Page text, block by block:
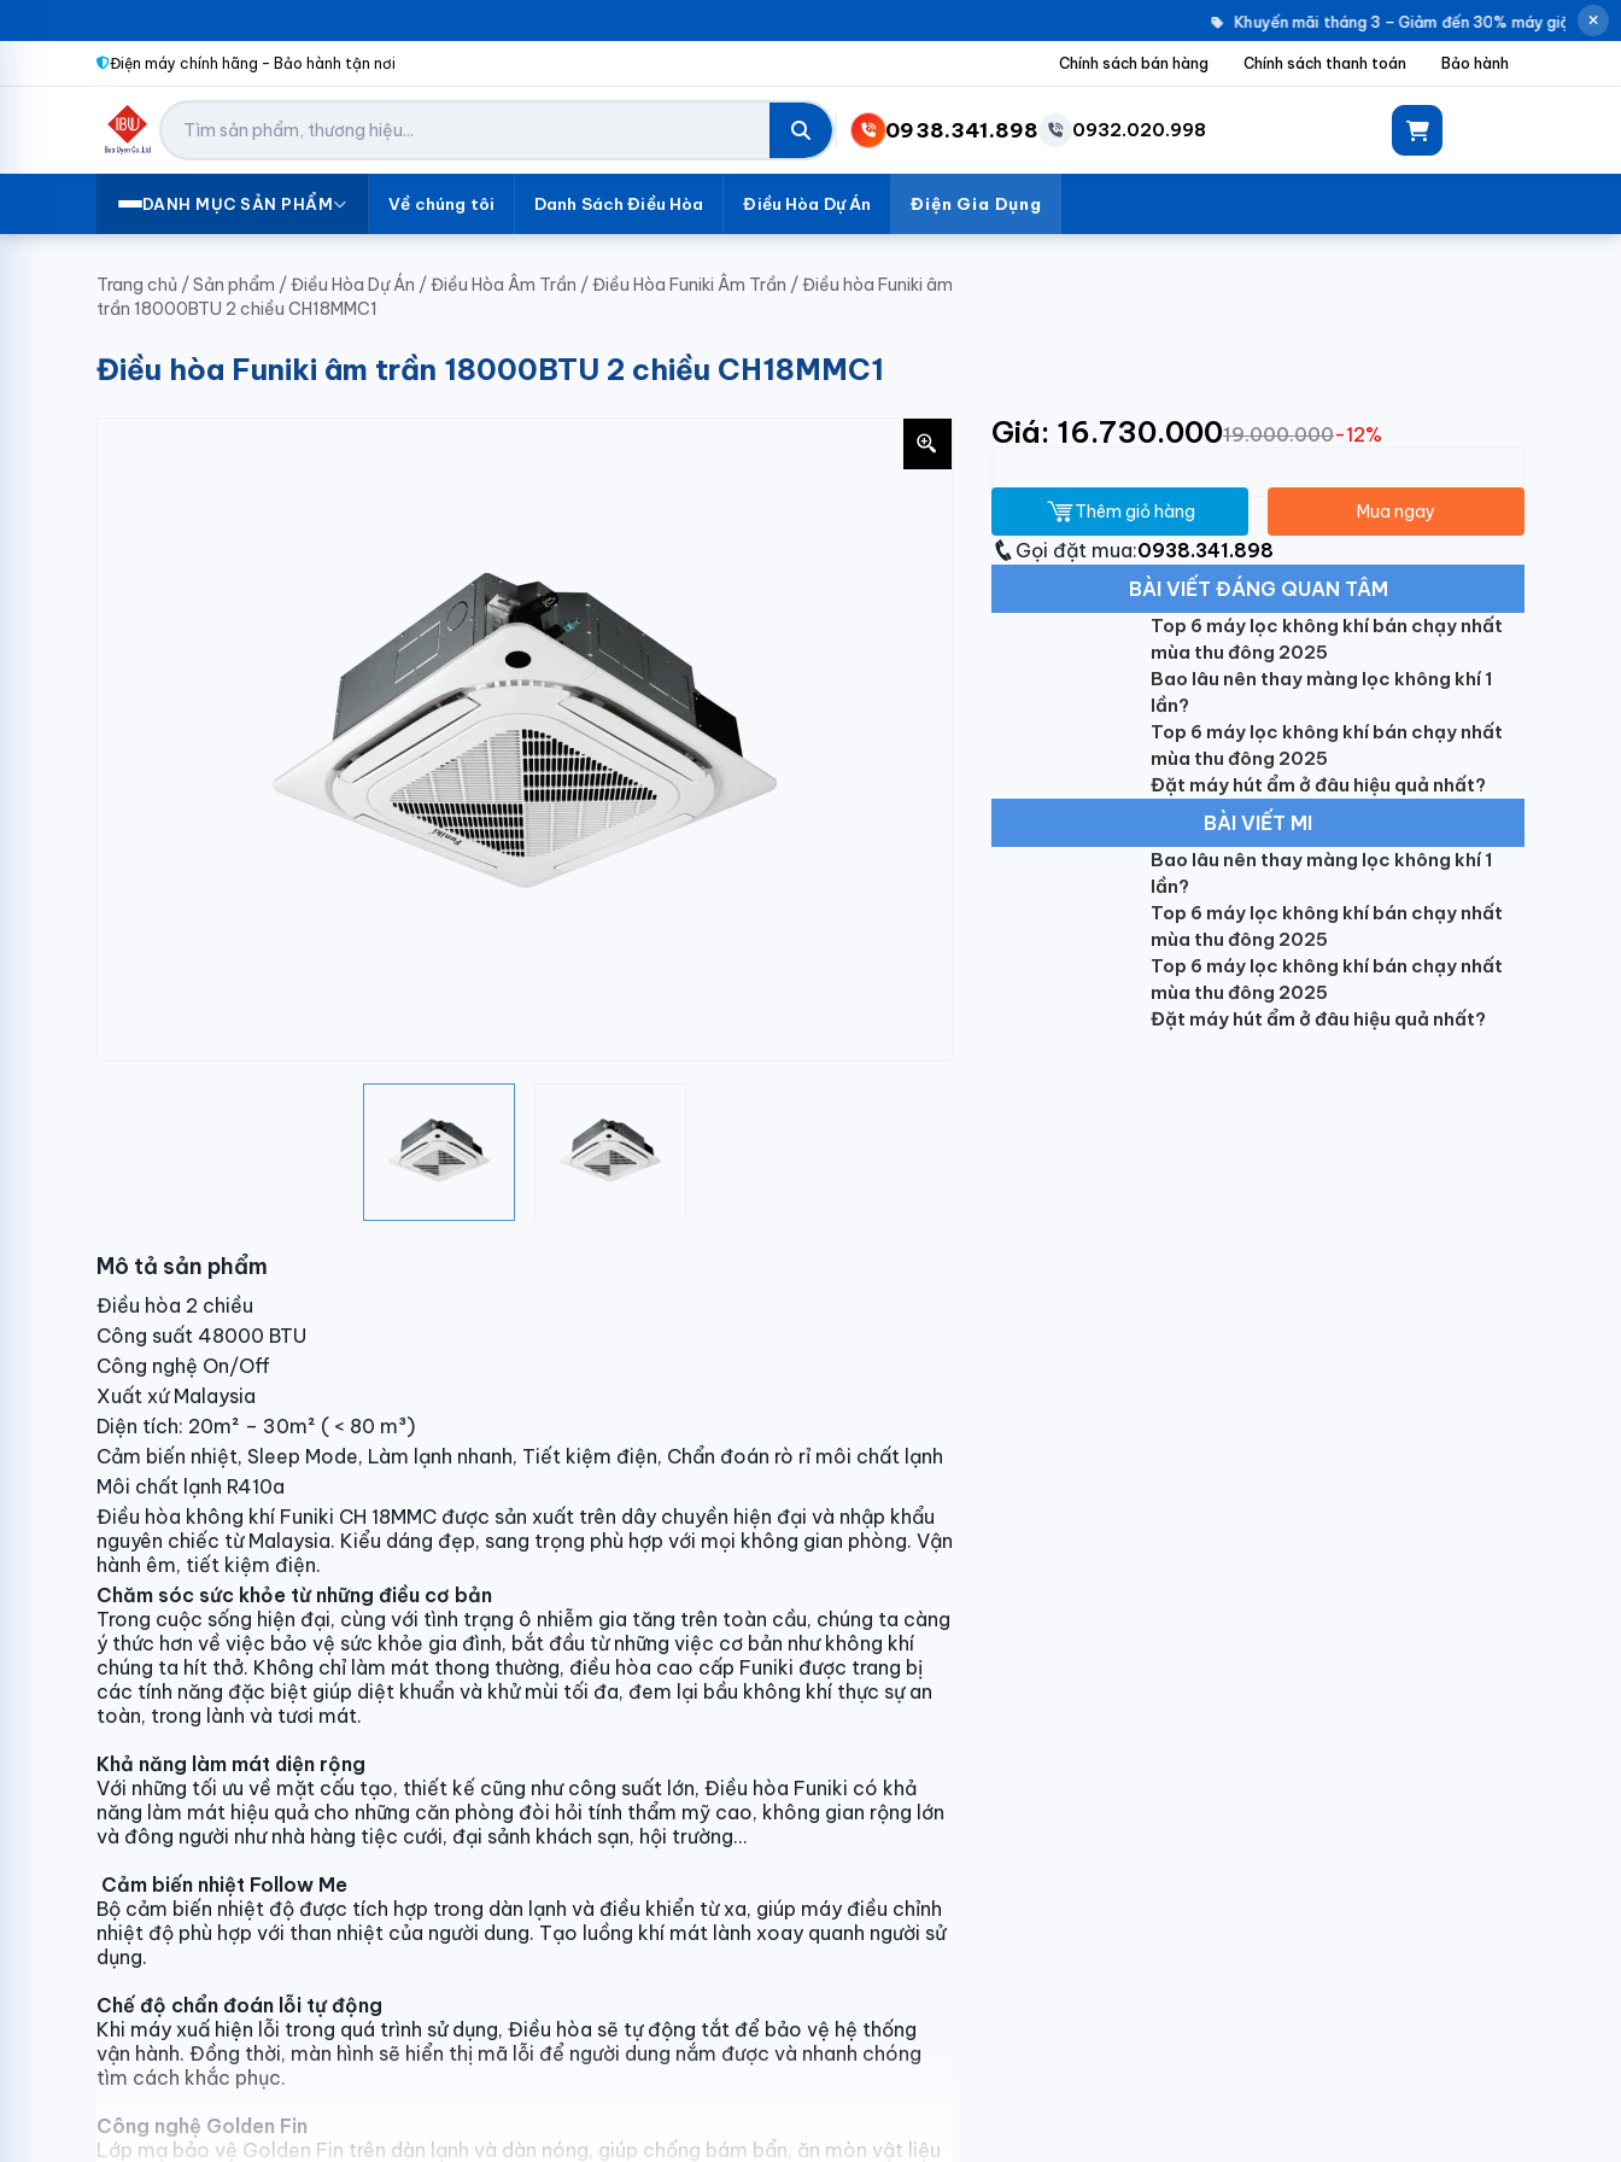
Khuyến mãi tháng 3 – Giảm đến 30% máy giặt
Điện máy chính hãng – Bảo hành tận nơi Chính sách bán hàng Chính sách thanh toán Bảo hành
0938.341.898 0932.020.998
DANH MỤC SẢN PHẨM Về chúng tôi Danh Sách Điều Hòa Điều Hòa Dự Án Điện Gia Dụng
Trang chủ /Sản phẩm /Điều Hòa Dự Án /Điều Hòa Âm Trần /Điều Hòa Funiki Âm Trần /Điều hòa Funiki âm
trần 18000BTU 2 chiều CH18MMC1
Điều hòa Funiki âm trần 18000BTU 2 chiều CH18MMC1
Mô tả sản phẩm
Điều hòa 2 chiều
Công suất 48000 BTU
Công nghệ On/Off
Xuất xứ Malaysia
Diện tích: 20m² – 30m² ( < 80 m³)
Cảm biến nhiệt, Sleep Mode, Làm lạnh nhanh, Tiết kiệm điện, Chẩn đoán rò rỉ môi chất lạnh
Môi chất lạnh R410a
Điều hòa không khí Funiki CH 18MMC được sản xuất trên dây chuyền hiện đại và nhập khẩu
nguyên chiếc từ Malaysia. Kiểu dáng đẹp, sang trọng phù hợp với mọi không gian phòng. Vận
hành êm, tiết kiệm điện.
Chăm sóc sức khỏe từ những điều cơ bản
Trong cuộc sống hiện đại, cùng với tình trạng ô nhiễm gia tăng trên toàn cầu, chúng ta càng
ý thức hơn về việc bảo vệ sức khỏe gia đình, bắt đầu từ những việc cơ bản như không khí
chúng ta hít thở. Không chỉ làm mát thong thường, điều hòa cao cấp Funiki được trang bị
các tính năng đặc biệt giúp diệt khuẩn và khử mùi tối đa, đem lại bầu không khí thực sự an
toàn, trong lành và tươi mát.
Khả năng làm mát diện rộng
Với những tối ưu về mặt cấu tạo, thiết kế cũng như công suất lớn, Điều hòa Funiki có khả
năng làm mát hiệu quả cho những căn phòng đòi hỏi tính thẩm mỹ cao, không gian rộng lớn
và đông người như nhà hàng tiệc cưới, đại sảnh khách sạn, hội trường…
Cảm biến nhiệt Follow Me
Bộ cảm biến nhiệt độ được tích hợp trong dàn lạnh và điều khiển từ xa, giúp máy điều chỉnh
nhiệt độ phù hợp với than nhiệt của người dung. Tạo luồng khí mát lành xoay quanh người sử
dụng.
Chế độ chẩn đoán lỗi tự động
Khi máy xuấ hiện lỗi trong quá trình sử dụng, Điều hòa sẽ tự động tắt để bảo vệ hệ thống
vận hành. Đồng thời, màn hình sẽ hiển thị mã lỗi để người dung nắm được và nhanh chóng
tìm cách khắc phục.
Công nghệ Golden Fin
Lớp mạ bảo vệ Golden Fin trên dàn lạnh và dàn nóng, giúp chống bám bẩn, ăn mòn vật liệu
Giá: 16.730.00019.000.000-12%
Thêm giỏ hàng Mua ngay
Gọi đặt mua:0938.341.898
BÀI VIẾT ĐÁNG QUAN TÂM
Top 6 máy lọc không khí bán chạy nhất
mùa thu đông 2025
Bao lâu nên thay màng lọc không khí 1
lần?
Top 6 máy lọc không khí bán chạy nhất
mùa thu đông 2025
Đặt máy hút ẩm ở đâu hiệu quả nhất?
BÀI VIẾT MI
Bao lâu nên thay màng lọc không khí 1
lần?
Top 6 máy lọc không khí bán chạy nhất
mùa thu đông 2025
Top 6 máy lọc không khí bán chạy nhất
mùa thu đông 2025
Đặt máy hút ẩm ở đâu hiệu quả nhất?